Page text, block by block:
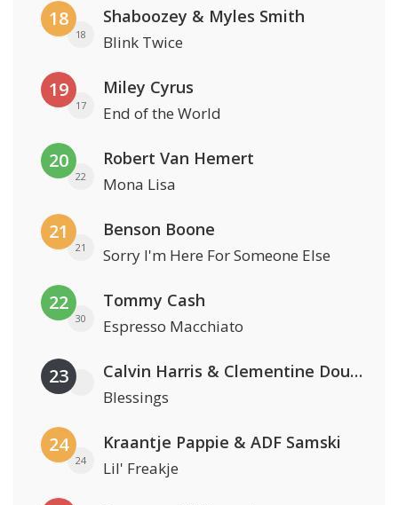
18
18
Shaboozey & Myles Smith
Blink Twice
19
17
Miley Cyrus
End of the World
20
22
Robert Van Hemert
Mona Lisa
21
21
Benson Boone
Sorry I'm Here For Someone Else
22
30
Tommy Cash
Espresso Macchiato
23 Calvin Harris & Clementine Douglas
Blessings
24
24
Kraantje Pappie & ADF Samski
Lil' Freakje